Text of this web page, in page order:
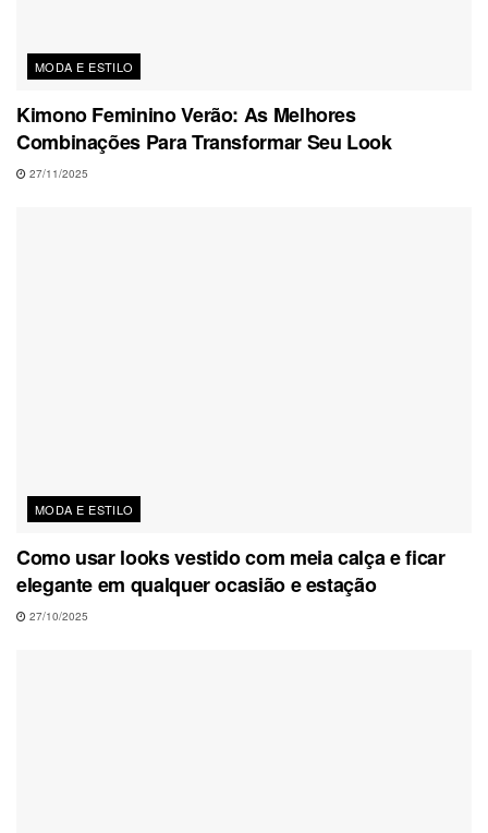
MODA E ESTILO
Kimono Feminino Verão: As Melhores
Combinações Para Transformar Seu Look
27/11/2025
MODA E ESTILO
Como usar looks vestido com meia calça e ficar
elegante em qualquer ocasião e estação
27/10/2025